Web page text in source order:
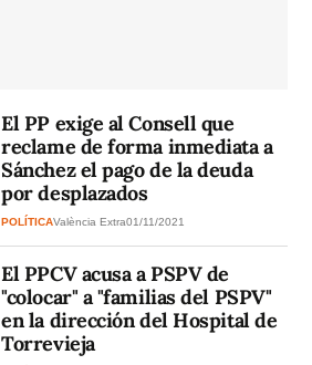
El PP exige al Consell que
reclame de forma inmediata a
Sánchez el pago de la deuda
por desplazados
POLÍTICAValència Extra01/11/2021
El PPCV acusa a PSPV de
"colocar" a "familias del PSPV"
en la dirección del Hospital de
Torrevieja